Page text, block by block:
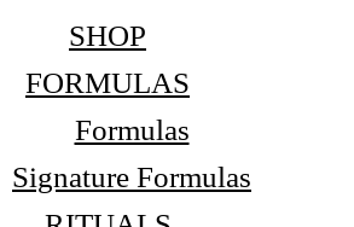
SHOP
FORMULAS
Formulas
Signature Formulas